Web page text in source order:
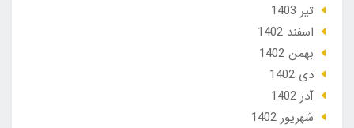
تير 1403
اسفند 1402
بهمن 1402
دی 1402
آذر 1402
شهریور 1402